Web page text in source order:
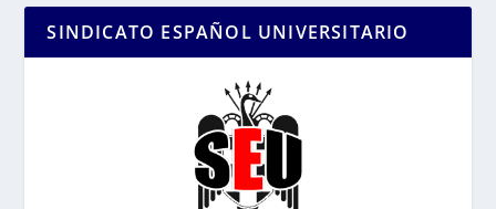
SINDICATO ESPAÑOL UNIVERSITARIO